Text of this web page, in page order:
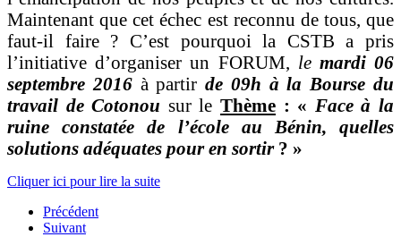
Maintenant que cet échec est reconnu de tous, que
faut-il faire ? C’est pourquoi la CSTB a pris
l’initiative d’organiser un FORUM, le mardi 06
septembre 2016à partirde 09h à la Bourse du
travail de Cotonou sur leThème : « Face à la
ruine constatée de l’école au Bénin, quelles
solutions adéquates pour en sortir? »
Cliquer ici pour lire la suite
Précédent
Suivant